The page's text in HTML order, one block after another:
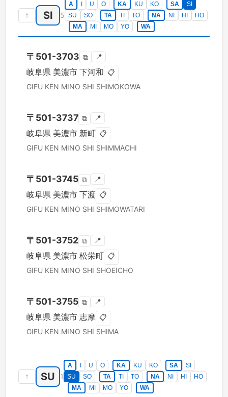
↑ SI 5
A U O KA KU KO SA
SI
SU
SO TA TI TO NA NI HI
HO
MA
MI MO YO WA
〒 501-3703 ⧉ 📍
岐阜県 美濃市 下河和 📋
GIFU KEN MINO SHI SHIMOKOWA
〒 501-3737 ⧉ 📍
岐阜県 美濃市 新町 📋
GIFU KEN MINO SHI SHIMMACHI
〒 501-3745 ⧉ 📍
岐阜県 美濃市 下渡 📋
GIFU KEN MINO SHI SHIMOWATARI
〒 501-3752 ⧉ 📍
岐阜県 美濃市 松栄町 📋
GIFU KEN MINO SHI SHOEICHO
〒 501-3755 ⧉ 📍
岐阜県 美濃市 志摩 📋
GIFU KEN MINO SHI SHIMA
↑ SU 1
A U O KA KU KO SA
SI
SU
SO TA TI TO NA NI HI
HO
MA
MI MO YO WA